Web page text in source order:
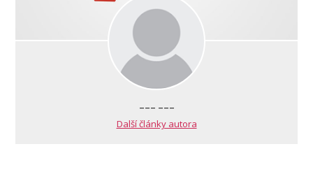
--- ---
Další články autora